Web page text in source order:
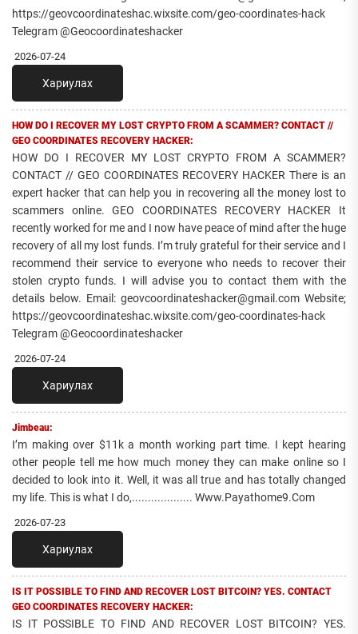
https://geovcoordinateshac.wixsite.com/geo-coordinates-hack
Telegram @Geocoordinateshacker
2026-07-24
Хариулах
HOW DO I RECOVER MY LOST CRYPTO FROM A SCAMMER? CONTACT //
GEO COORDINATES RECOVERY HACKER:
HOW DO I RECOVER MY LOST CRYPTO FROM A SCAMMER?
CONTACT // GEO COORDINATES RECOVERY HACKER There is an
expert hacker that can help you in recovering all the money lost to
scammers online. GEO COORDINATES RECOVERY HACKER It
recently worked for me and I now have peace of mind after the huge
recovery of all my lost funds. I’m truly grateful for their service and I
recommend their service to everyone who needs to recover their
stolen crypto funds. I will advise you to contact them with the
details below. Email: geovcoordinateshacker@gmail.com Website;
https://geovcoordinateshac.wixsite.com/geo-coordinates-hack
Telegram @Geocoordinateshacker
2026-07-24
Хариулах
Jimbeau:
I’m making over $11k a month working part time. I kept hearing
other people tell me how much money they can make online so I
decided to look into it. Well, it was all true and has totally changed
my life. This is what I do,................... Www.Payathome9.Com
2026-07-23
Хариулах
IS IT POSSIBLE TO FIND AND RECOVER LOST BITCOIN? YES. CONTACT
GEO COORDINATES RECOVERY HACKER:
IS IT POSSIBLE TO FIND AND RECOVER LOST BITCOIN? YES.